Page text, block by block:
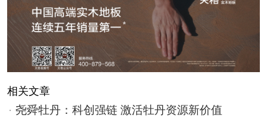
相关文章
尧舜牡丹：科创强链 激活牡丹资源新价值